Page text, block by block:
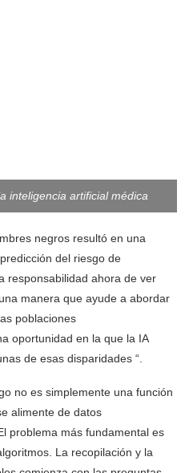
inteligencia artificial médica
negros resultó en una
del riesgo de
responsabilidad ahora de ver
manera que ayude a abordar
poblaciones
oportunidad en la que la IA
de esas disparidades “.
no es simplemente una función
alimente de datos
problema más fundamental es
La recopilación y la